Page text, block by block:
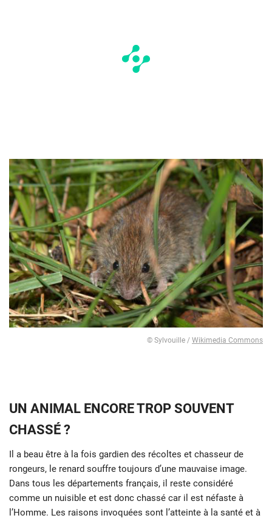
© Sylvouille / Wikimedia Commons
UN ANIMAL ENCORE TROP SOUVENT
CHASSÉ ?
Il a beau être à la fois gardien des récoltes et chasseur de
rongeurs, le renard souffre toujours d’une mauvaise image.
Dans tous les départements français, il reste considéré
comme un nuisible et est donc chassé car il est néfaste à
l’Homme. Les raisons invoquées sont l’atteinte à la santé et à